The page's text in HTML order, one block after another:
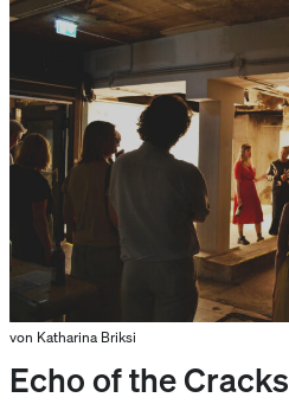
von Katharina Briksi
Echo of the Cracks